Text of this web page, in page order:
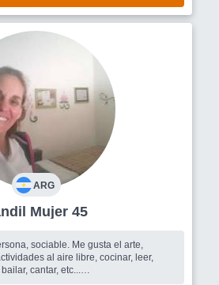
ARG
Tandil Mujer 45
sociable. Me gusta el arte,
al aire libre, cocinar, leer,
cantar, etc...